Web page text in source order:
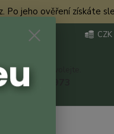
Po jeho ověření získáte
CZK
si rady? Zavolejte.
774 544 973